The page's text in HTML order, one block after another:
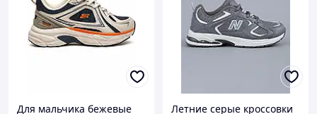
Для мальчика бежевые
Летние серые кроссовки